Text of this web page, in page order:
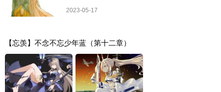
2023-05-17
【忘羡】不念不忘少年蓝（第十二章）